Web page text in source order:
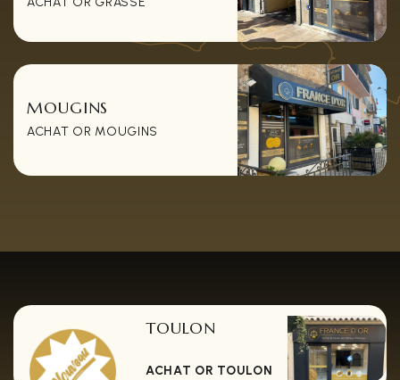
MOUGINS
ACHAT OR MOUGINS
TOULON
ACHAT OR TOULON